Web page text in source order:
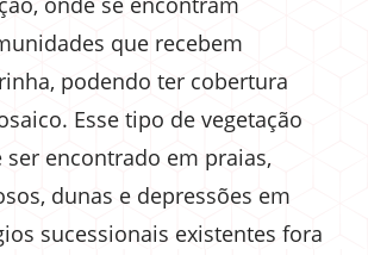
que recebem
podendo ter cobertura
Esse tipo de vegetação
encontrado em praias,
dunas e depressões em
sucessionais existentes fora